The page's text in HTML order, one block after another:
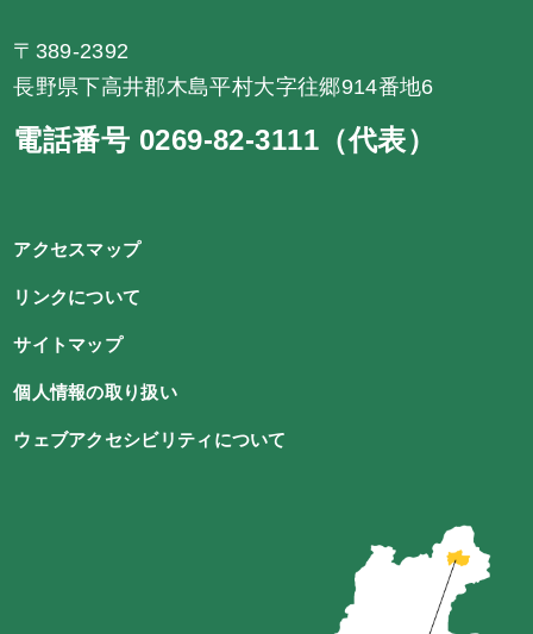
〒389-2392
長野県下高井郡木島平村大字往郷914番地6
電話番号 0269-82-3111（代表）
アクセスマップ
リンクについて
サイトマップ
個人情報の取り扱い
ウェブアクセシビリティについて